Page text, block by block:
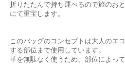
折りたたんで持ち運べるので旅のお
にて重宝します。
このバッグのコンセプトは大人のエ
する部位まで使用しています。
革を無駄なく使うため、部位によっ